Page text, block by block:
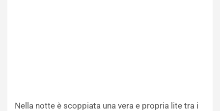
Nella notte è scoppiata una vera e propria lite tra i